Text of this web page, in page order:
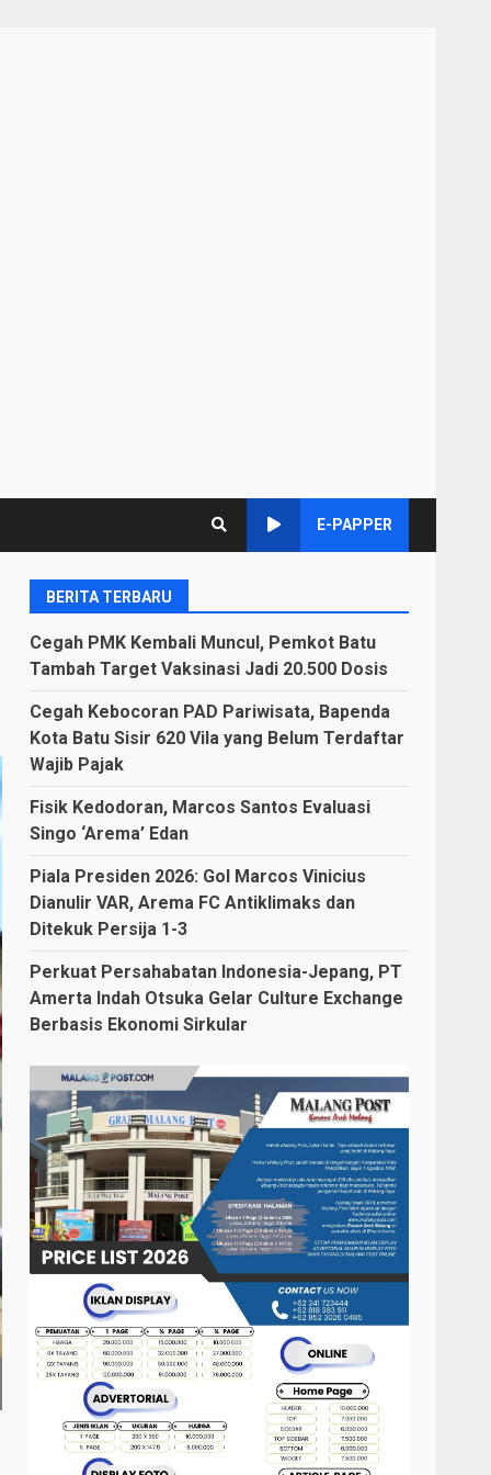
E-PAPPER
BERITA TERBARU
Cegah PMK Kembali Muncul, Pemkot Batu
Tambah Target Vaksinasi Jadi 20.500 Dosis
Cegah Kebocoran PAD Pariwisata, Bapenda
Kota Batu Sisir 620 Vila yang Belum Terdaftar
Wajib Pajak
Fisik Kedodoran, Marcos Santos Evaluasi
Singo ‘Arema’ Edan
Piala Presiden 2026: Gol Marcos Vinicius
Dianulir VAR, Arema FC Antiklimaks dan
Ditekuk Persija 1-3
Perkuat Persahabatan Indonesia-Jepang, PT
Amerta Indah Otsuka Gelar Culture Exchange
Berbasis Ekonomi Sirkular